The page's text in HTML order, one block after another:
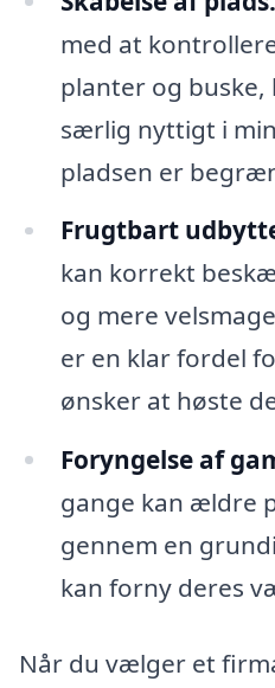
med at
planter og
særlig nyttigt i
pladsen er
Frugtbart
kan korrekt
og mere
er en klar fordel
ønsker at høste
Foryngelse af
gange kan ældre
gennem en
kan forny deres
Når du vælger et